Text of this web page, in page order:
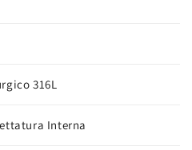
316L
Interna